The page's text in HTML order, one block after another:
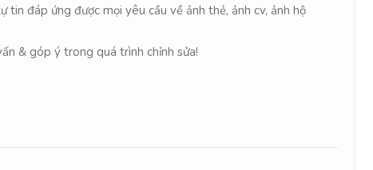
đáp ứng được mọi yêu cầu về ảnh thẻ, ảnh cv, ảnh hộ
& góp ý trong quá trình chỉnh sửa!